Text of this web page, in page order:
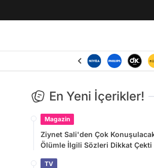
En Yeni İçerikler!
Magazin
Ziynet Sali'den Çok
Ölümle İlgili Sözleri Dikkat Çekti
TV